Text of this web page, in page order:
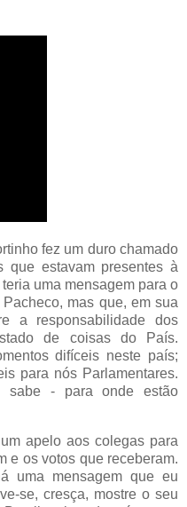
fez um duro chamado
que estavam presentes à
uma mensagem para o
mas que, em sua
a responsabilidade dos
de coisas do País.
difíceis neste país;
para nós Parlamentares.
sabe - para onde estão
apelo aos colegas para
e os votos que receberam.
uma mensagem que eu
se, cresça, mostre o seu